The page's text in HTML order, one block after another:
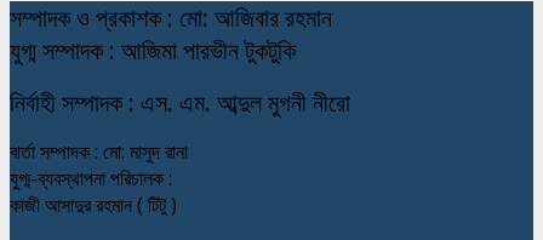
সম্পাদক ও প্রকাশক : মো: আজিবার রহমান
যুগ্ম সম্পাদক : আজিমা পারভীন টুকটুকি
নির্বাহী সম্পাদক : এস. এম. আব্দুল মুগনী নীরো
বার্তা সম্পাদক : মো: মাসুদ রানা
যুগ্ম-ব্যবস্থাপনা পরিচালক :
কাজী আসাদুর রহমান ( টিটু )